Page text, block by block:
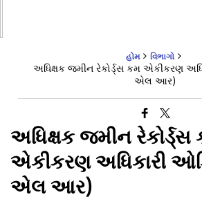
હોમ વિભાગો
અધિક્ષક જમીન રેકોર્ડ્સ કમ એકીકરણ
એલ આર)
અધિક્ષક જમીન રેકોર્ડ્સ
એકીકરણ અધિકારી
એલ આર)